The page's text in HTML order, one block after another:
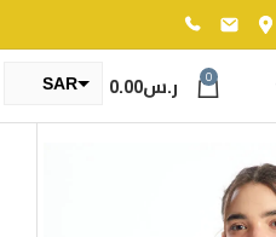
0 ر.س0.00
SAR
TRY